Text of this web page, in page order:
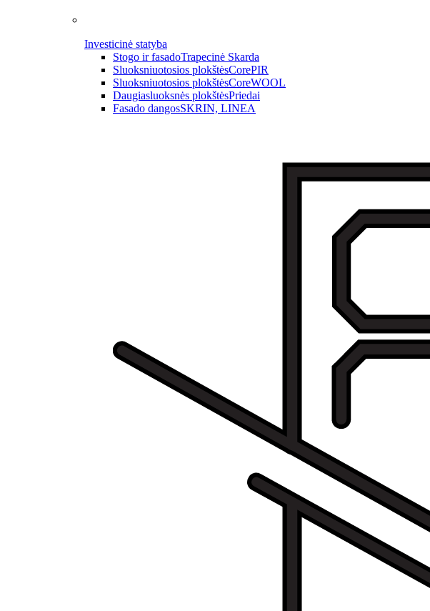
Investicinė statyba
Stogo ir fasadoTrapecinė Skarda
Sluoksniuotosios plokštėsCorePIR
Sluoksniuotosios plokštėsCoreWOOL
Daugiasluoksnės plokštėsPriedai
Fasado dangosSKRIN, LINEA